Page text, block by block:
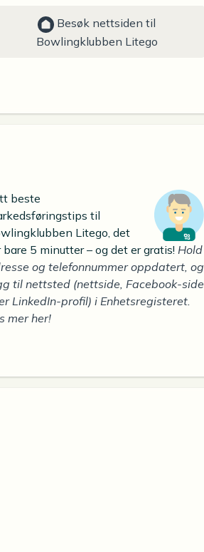
Besøk nettsiden til
Bowlingklubben Litego
beste
til
Litego, det
bare 5 minutter – og det er gratis! Hold
og telefonnummer oppdatert, og
til nettsted (nettside, Facebook-side
LinkedIn-profil) i Enhetsregisteret.
mer her!